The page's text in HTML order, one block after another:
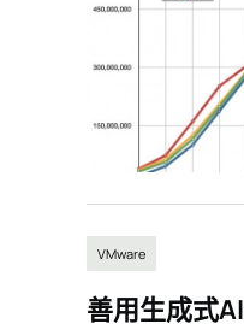
VMware
善用生成式